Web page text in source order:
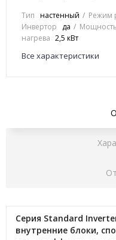
Тип настенный Режим
Инвертор
да
нагрева 2,5 кВт
Все характеристики
Серия Standard
внутренние блоки,